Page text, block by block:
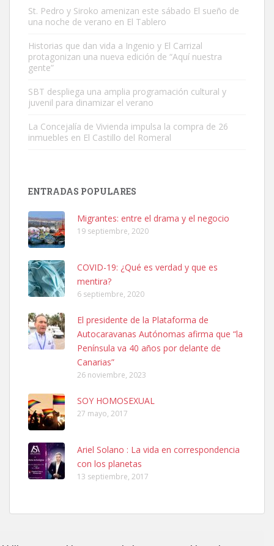
Busco adopción responsable para mi perra. Pastor alemán,
hembra, 4 años. Por motivos personales ...
Leales.org » Gran Canaria
06/07/2025 ZONA MESA Y LOPEZ. ES MUY ASUSTADIZO
Leales.org » Gran Canaria
Ninfa perdida
El día 5 se los perdió una ninfa papillera, asustada tiene miedo a la
calle, se perdió por la zon...
Leales.org » Gran Canaria
6.7.2025
Adopcion
Busco casa de acogida para mi perrita ya que por temas de trabajo
no la puedo tener. Solo gente r...
St. Pedro y Siroko amenizan este sábado El sueño de
una noche de verano en El Tablero
Historias que dan vida a Ingenio y El Carrizal
protagonizan una nueva edición de “Aquí nuestra
gente”
SBT despliega una amplia programación cultural y
juvenil para dinamizar el verano
La Concejalía de Vivienda impulsa la compra de 26
inmuebles en El Castillo del Romeral
ENTRADAS POPULARES
Migrantes: entre el drama y el negocio
19 septiembre, 2020
COVID-19: ¿Qué es verdad y que es
mentira?
6 septiembre, 2020
El presidente de la Plataforma de
Autocaravanas Autónomas afirma que “la
Península va 40 años por delante de
Canarias”
26 noviembre, 2023
SOY HOMOSEXUAL
27 mayo, 2017
Ariel Solano : La vida en correspondencia
con los planetas
13 septiembre, 2017